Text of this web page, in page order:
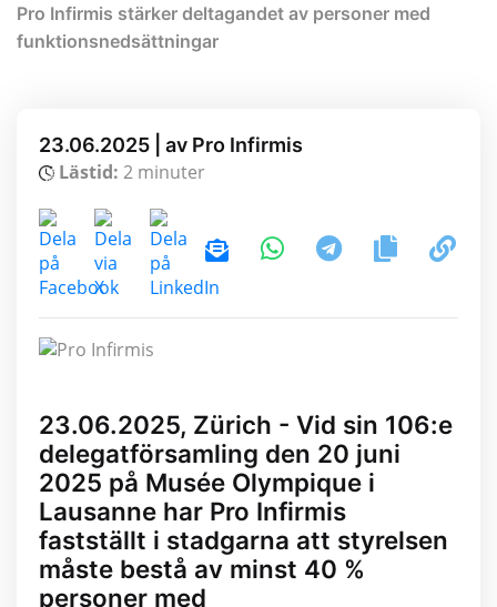
Pro Infirmis stärker deltagandet av personer med
funktionsnedsättningar
23.06.2025 | av Pro Infirmis
Lästid: 2 minuter
23.06.2025, Zürich - Vid sin 106:e
delegatförsamling den 20 juni
2025 på Musée Olympique i
Lausanne har Pro Infirmis
fastställt i stadgarna att styrelsen
måste bestå av minst 40 %
personer med